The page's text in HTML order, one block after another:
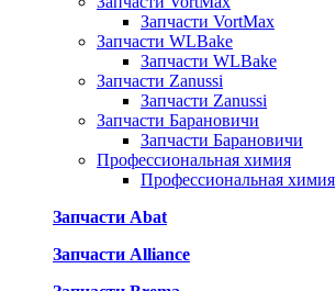
Запчасти VortMax
Запчасти WLBake
Запчасти WLBake
Запчасти Zanussi
Запчасти Zanussi
Запчасти Барановичи
Запчасти Барановичи
Профессиональная химия
Профессиональная химия
Запчасти Abat
Запчасти Alliance